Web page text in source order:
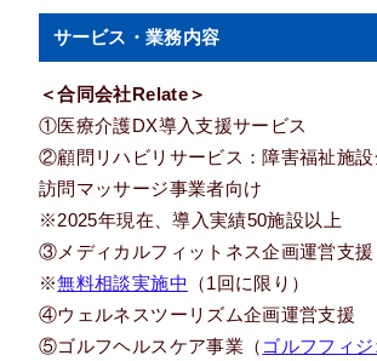
サービス・業務内容
＜合同会社Relate＞
①医療介護DX導入支援サービス
②顧問リハビリサービス：障害福祉施設
訪問マッサージ事業者向け
※2025年現在、導入実績50施設以上
③メディカルフィットネス企画運営支援
※無料相談実施中
（1回に限り）
④ウェルネスツーリズム企画運営支援
⑤ゴルフヘルスケア事業（ ゴルフフィジ